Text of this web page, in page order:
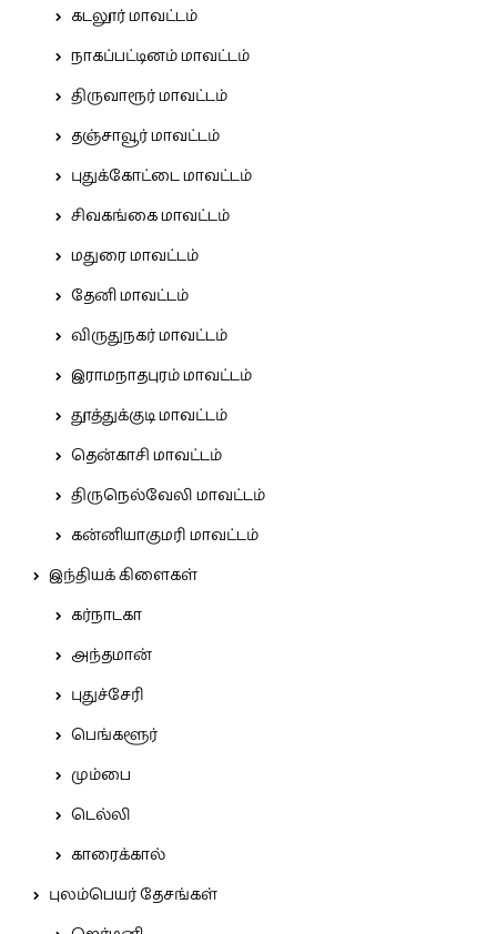
கடலூர் மாவட்டம்
நாகப்பட்டினம் மாவட்டம்
திருவாரூர் மாவட்டம்
தஞ்சாவூர் மாவட்டம்
புதுக்கோட்டை மாவட்டம்
சிவகங்கை மாவட்டம்
மதுரை மாவட்டம்
தேனி மாவட்டம்
விருதுநகர் மாவட்டம்
இராமநாதபுரம் மாவட்டம்
தூத்துக்குடி மாவட்டம்
தென்காசி மாவட்டம்
திருநெல்வேலி மாவட்டம்
கன்னியாகுமரி மாவட்டம்
இந்தியக் கிளைகள்
கர்நாடகா
அந்தமான்
புதுச்சேரி
பெங்களூர்
மும்பை
டெல்லி
காரைக்கால்
புலம்பெயர் தேசங்கள்